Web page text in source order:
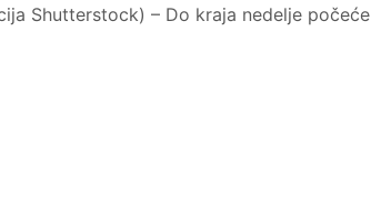
Shutterstock) – Do kraja nedelje počeće